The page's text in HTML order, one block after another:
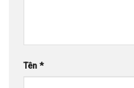
Tên *